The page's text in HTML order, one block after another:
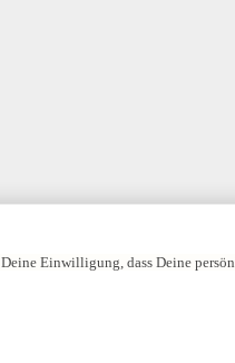
Einwilligung, dass Deine